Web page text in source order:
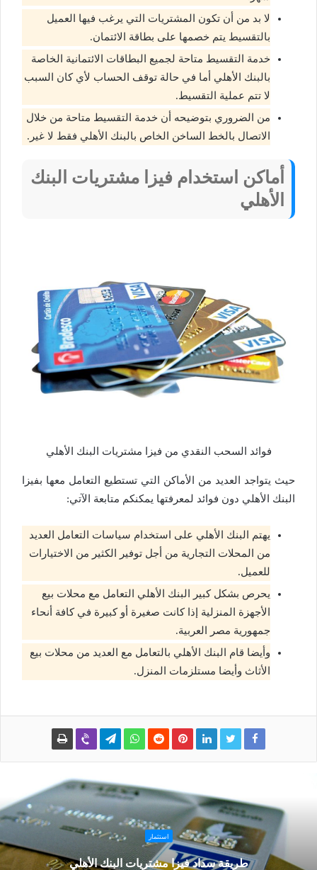
لا بد من أن تكون المشتريات التي يرغب فيها العميل
بالتقسيط يتم خصمها على بطاقة الائتمان.
خدمة التقسيط متاحة لجميع البطاقات الائتمانية الخاصة
بالبنك الأهلي أما في حالة توقف الحساب لأي كان السبب
لا تتم عملية التقسيط.
من الضروري بتوضيحه أن خدمة التقسيط متاحة من خلال
الاتصال بالخط الساخن الخاص بالبنك الأهلي فقط لا غير.
أماكن استخدام فيزا مشتريات البنك
الأهلي
فوائد السحب النقدي من فيزا مشتريات البنك الأهلي
حيث يتواجد العديد من الأماكن التي تستطيع التعامل معها بفيزا
البنك الأهلي دون فوائد لمعرفتها يمكنكم متابعة الآتي:
يهتم البنك الأهلي على استخدام سياسات التعامل العديد
من المحلات التجارية من أجل توفير الكثير من الاختيارات
للعميل.
يحرص بشكل كبير البنك الأهلي التعامل مع محلات بيع
الأجهزة المنزلية إذا كانت صغيرة أو كبيرة في كافة أنحاء
جمهورية مصر العربية.
وأيضا قام البنك الأهلي بالتعامل مع العديد من محلات بيع
الأثاث وأيضا مستلزمات المنزل.
استثمار
طريقة سداد فيزا مشتريات البنك الأهلي